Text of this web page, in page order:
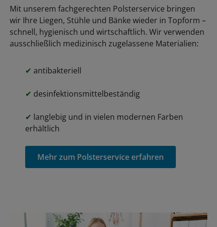
Mit unserem fachgerechten Polsterservice bringen
wir Ihre Liegen, Stühle und Bänke wieder in Topform –
schnell, hygienisch und wirtschaftlich. Wir verwenden
ausschließlich medizinisch zugelassene Materialien:
✔ antibakteriell
✔ desinfektionsmittelbeständig
✔ langlebig und in vielen modernen Farben
erhältlich
Mehr zum Polsterservice erfahren